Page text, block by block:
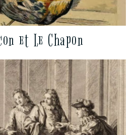
et Le Chapon